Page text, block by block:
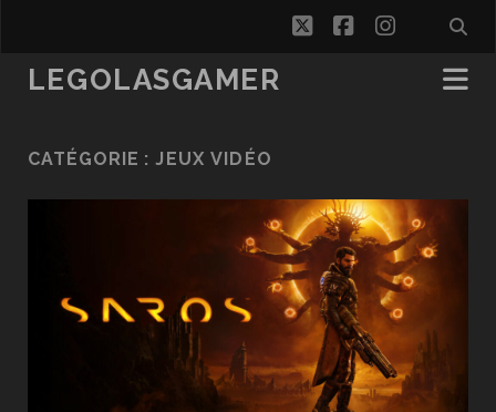
twitterfacebook
LEGOLASGAMER
CATÉGORIE :JEUX VIDÉO